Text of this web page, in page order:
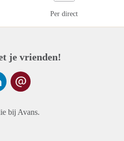
Per direct
je vrienden!
bij Avans.